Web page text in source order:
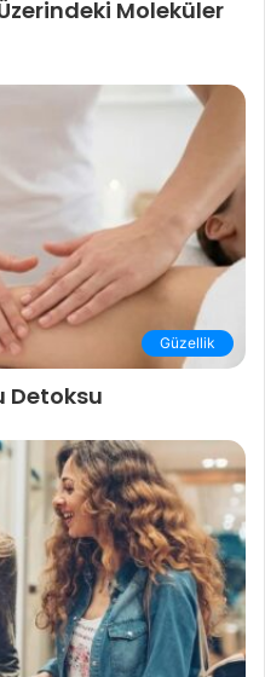
Moleküler
Güzellik
Detoksu